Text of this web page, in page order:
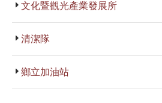
文化暨觀光產業發展所
清潔隊
鄉立加油站